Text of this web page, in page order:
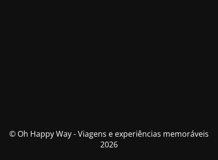
© Oh Happy Way - Viagens e experiências memoráveis
2026